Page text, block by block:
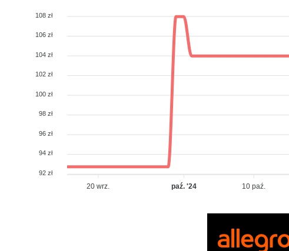
108 zł
106 zł
104 zł
102 zł
100 zł
98 zł
96 zł
94 zł
92 zł
20 wrz. paź. '24 10 paź.